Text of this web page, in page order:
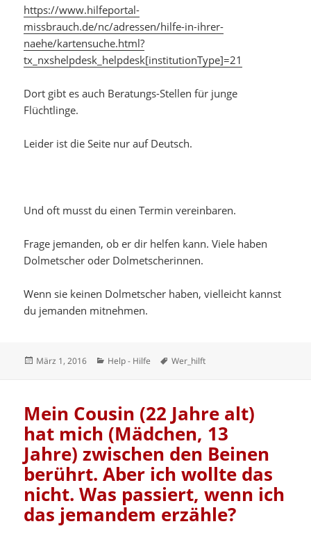
https://www.hilfeportal-
missbrauch.de/nc/adressen/hilfe-in-ihrer-
naehe/kartensuche.html?
tx_nxshelpdesk_helpdesk[institutionType]=21
Dort gibt es auch Beratungs-Stellen für junge
Flüchtlinge.
Leider ist die Seite nur auf Deutsch.
Und oft musst du einen Termin vereinbaren.
Frage jemanden, ob er dir helfen kann. Viele haben
Dolmetscher oder Dolmetscherinnen.
Wenn sie keinen Dolmetscher haben, vielleicht kannst
du jemanden mitnehmen.
Veröffentlicht
März 1, 2016 Kategorien
Help - Hilfe Schlagwörter
Wer_hilft
Mein Cousin (22 Jahre alt)
hat mich (Mädchen, 13
Jahre) zwischen den Beinen
berührt. Aber ich wollte das
nicht. Was passiert, wenn ich
das jemandem erzähle?